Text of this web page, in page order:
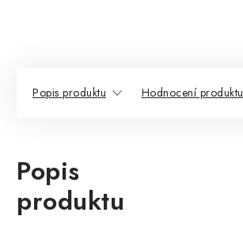
Popis produktu Hodnocení produktu
Popis
produktu